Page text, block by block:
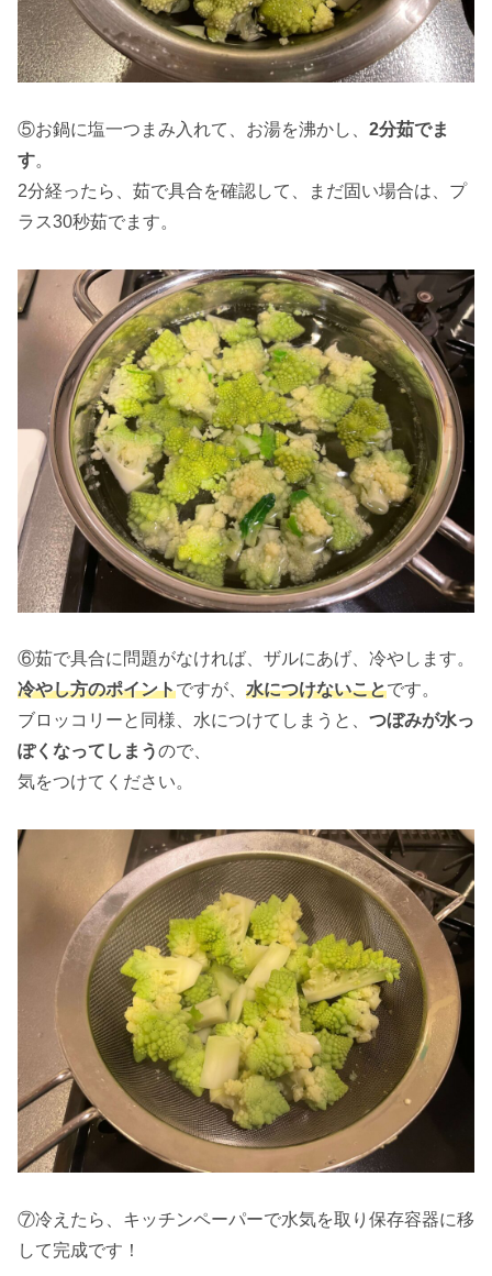
⑤お鍋に塩一つまみ入れて、お湯を沸かし、 2分茹でま
す。
2分経ったら、茹で具合を確認して、まだ固い場合は、プ
ラス30秒茹でます。
⑥茹で具合に問題がなければ、ザルにあげ、冷やします。
冷やし方のポイントですが、 水につけないことです。
ブロッコリーと同様、水につけてしまうと、 つぼみが水っ
ぽくなってしまうので、
気をつけてください。
⑦冷えたら、キッチンペーパーで水気を取り保存容器に移
して完成です！